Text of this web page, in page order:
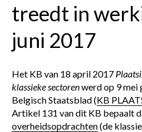
treedt in
juni 2017
Het KB van 18 april 2017
klassieke sectorenwerd op 9 mei
Belgisch Staatsblad (KB
Artikel 131 van dit KB bepaalt
overheidsopdrachten(de